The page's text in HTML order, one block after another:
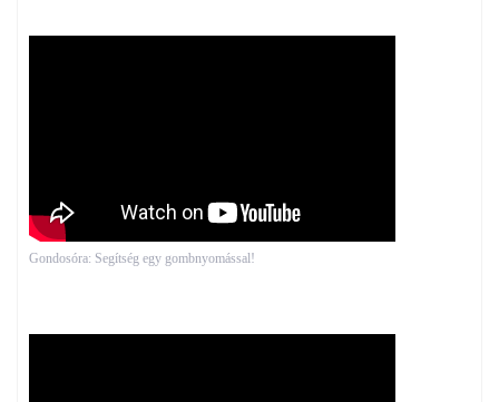
Gondosóra: Segítség egy gombnyomással!